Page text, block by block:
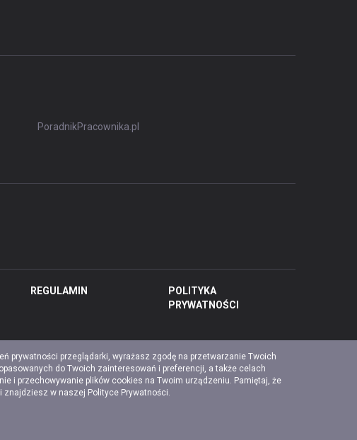
PoradnikPracownika.pl
REGULAMIN
POLITYKA
PRYWATNOŚCI
prywatności przeglądarki, wyrażasz zgodę na przetwarzanie Twoich
do Twoich zainteresowań i preferencji, a także celach
i przechowywanie plików cookies na Twoim urządzeniu. Pamiętaj, że
znajdziesz w naszej Polityce Prywatności.